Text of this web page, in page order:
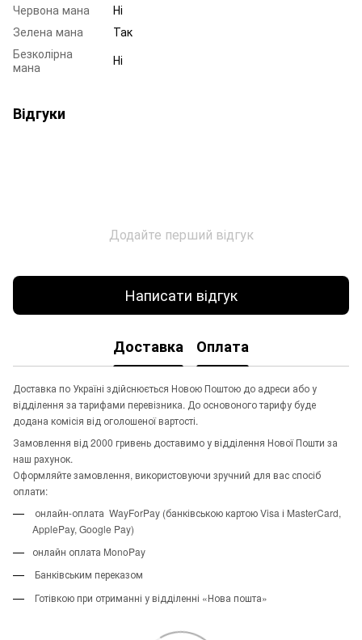
Червона мана
Ні
Зелена мана
Так
Безколірна
мана
Ні
Відгуки
Додайте перший відгук
Написати відгук
Доставка Оплата
Доставка по Україні здійснюється Новою Поштою до адреси або у
відділення за тарифами перевізника. До основоного тарифу буде
додана комісія від оголошеної вартості.
Замовлення від 2000 гривень доставимо у відділення Нової Пошти за
наш рахунок.
Оформляйте замовлення, використовуючи зручний для вас спосіб
оплати:
онлайн-оплата WayForPay (банківською картою Visa і MasterCard,
ApplePay, Google Pay)
онлайн оплата MonoPay
Банківським переказом
Готівкою при отриманні у відділенні «Нова пошта»